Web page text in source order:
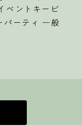
ベントキービ
パーティ 一般